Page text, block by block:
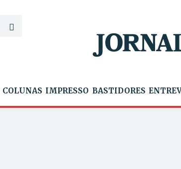
COLUNAS IMPRESSO BASTIDORES